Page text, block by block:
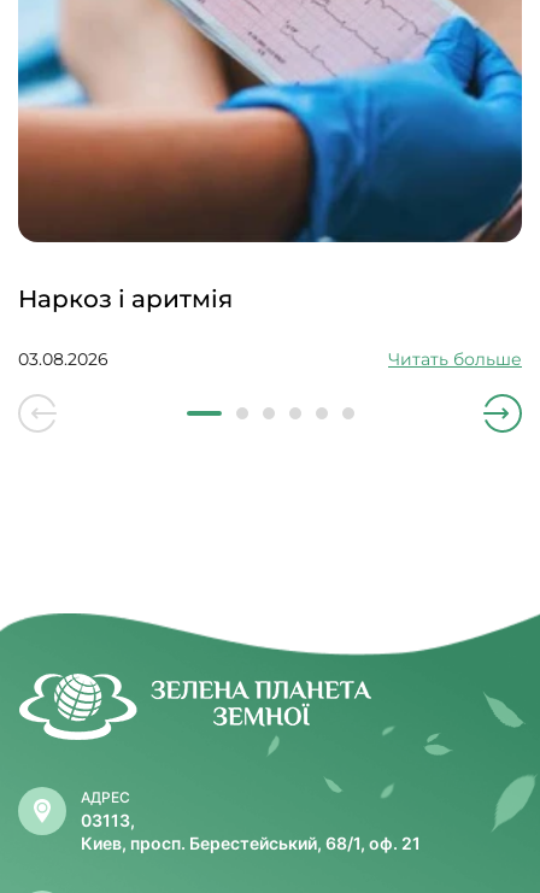
Наркоз і аритмія
03.08.2026 Читать больше
АДРЕС
03113,
Киев, просп. Берестейський, 68/1, оф. 21